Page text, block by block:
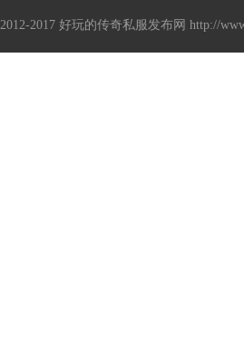
2017好玩的传奇私服发布网 http://